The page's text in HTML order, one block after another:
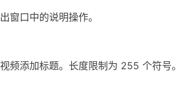
窗口中的说明操作。
频添加标题。长度限制为 255 个符号。